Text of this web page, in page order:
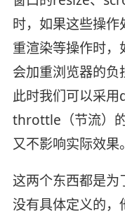
时，如果这些操
重渲染等操作时，
会加重浏览器的负
此时我们可以采
throttle（节流）
又不影响实际效果。
这两个东西都是
没有具体定义的，